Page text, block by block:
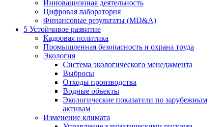
Инновационная деятельность
Цифровая лаборатория
Финансовые результаты (MD&A)
5 Устойчивое развитие
Кадровая политика
Промышленная безопасность и охрана труда
Экология
Система экологического менеджмента
Выбросы
Отходы производства
Водные объекты
Экологические показатели по зарубежным
активам
Изменение климата